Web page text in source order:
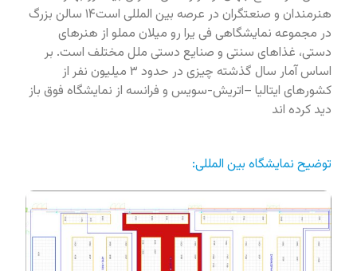
هنرمندان و صنعتگران در عرصه بین المللی است۱۴ سالن بزرگ
در مجموعه نمایشگاهی فی یرا رو میلان مملو از هنرهای
دستی، غذاهای سنتی و صنایع دستی ملل مختلف است. بر
اساس آمار سال گذشته چیزی در حدود ۳ میلیون نفر از
کشورهای ایتالیا –اتریش-سویس و فرانسه از نمایشگاه فوق باز
دید کرده اند
توضیح نمایشگاه بین المللی: